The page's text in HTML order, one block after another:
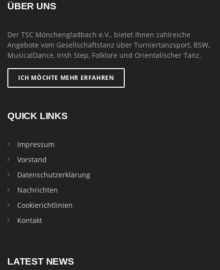
ÜBER UNS
Der TSC Mönchengladbach e.V., bietet Ihnen zahlreiche
Angebote vom Gesellschaftstanz über Turniertanzsport, BSW,
MusicalDance, Irish Step, Folklore und Orientalischer Tanz.
ICH MÖCHTE MEHR ERFAHREN
QUICK LINKS
Impressum
Vorstand
Datenschutzerklärung
Nachrichten
Cookierichtlinien
Kontakt
LATEST NEWS